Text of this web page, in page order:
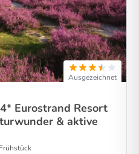
Ausgezeichnet
Eurostrand Resort
& aktive
Frühstück